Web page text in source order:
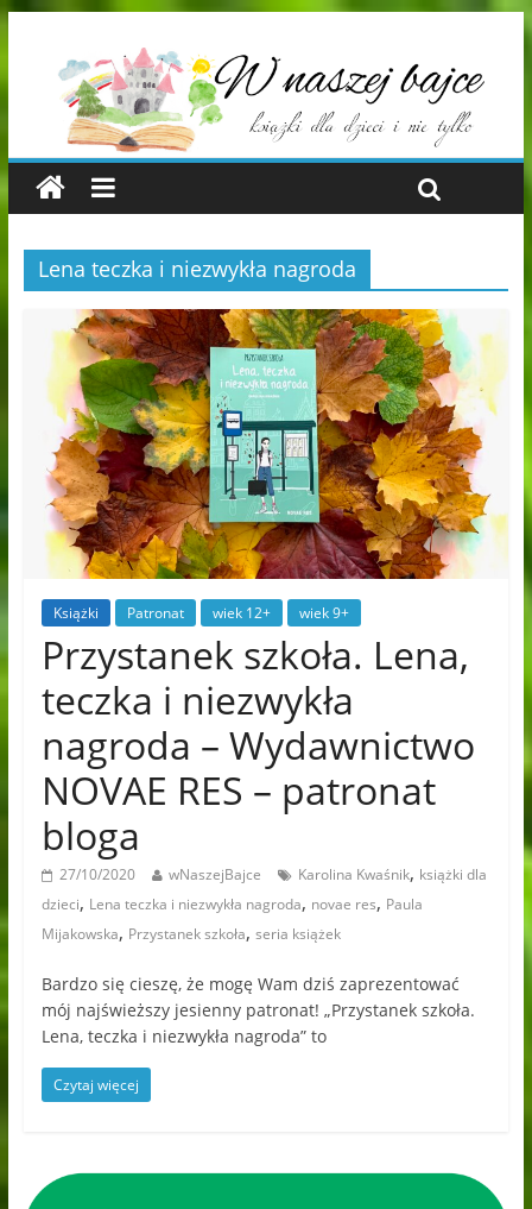
Lena teczka i niezwykła nagroda
Książki Patronat wiek 12+ wiek 9+
Przystanek szkoła. Lena,
teczka i niezwykła
nagroda – Wydawnictwo
NOVAE RES – patronat
bloga
27/10/2020 wNaszejBajce Karolina Kwaśnik, książki dla
dzieci, Lena teczka i niezwykła nagroda, novae res, Paula
Mijakowska, Przystanek szkoła, seria książek
Bardzo się cieszę, że mogę Wam dziś zaprezentować
mój najświeższy jesienny patronat! „Przystanek szkoła.
Lena, teczka i niezwykła nagroda” to
Czytaj więcej